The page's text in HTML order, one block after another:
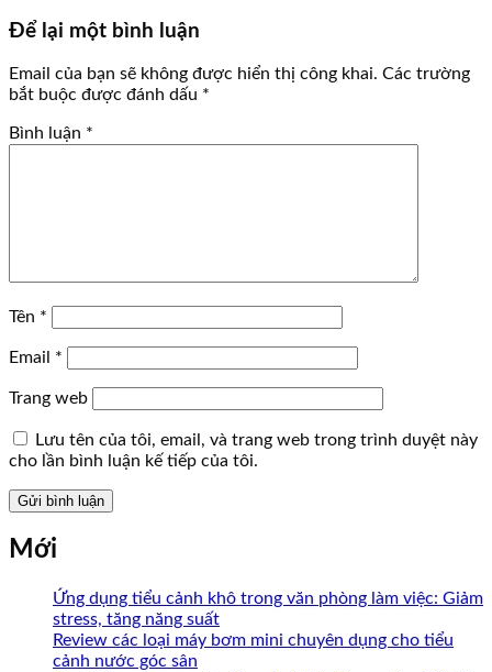
Để lại một bình luận
Email của bạn sẽ không được hiển thị công khai. Các trường
bắt buộc được đánh dấu *
Bình luận *
Tên *
Email *
Trang web
Lưu tên của tôi, email, và trang web trong trình duyệt này
cho lần bình luận kế tiếp của tôi.
Mới
Ứng dụng tiểu cảnh khô trong văn phòng làm việc: Giảm
stress, tăng năng suất
Review các loại máy bơm mini chuyên dụng cho tiểu
cảnh nước góc sân